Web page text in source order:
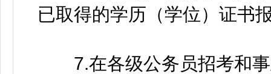
已取得的学历（学位）证书
7.在各级公务员招考和事